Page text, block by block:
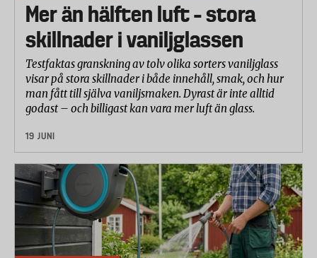
Mer än hälften luft – stora
skillnader i vaniljglassen
Testfaktas granskning av tolv olika sorters vaniljglass
visar på stora skillnader i både innehåll, smak, och hur
man fått till själva vaniljsmaken. Dyrast är inte alltid
godast – och billigast kan vara mer luft än glass.
19 JUNI